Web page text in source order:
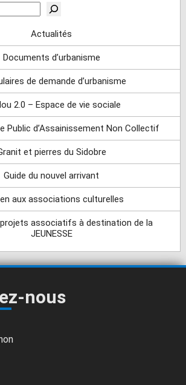
Actualités
Documents d’urbanisme
de demande d’urbanisme
2.0 – Espace de vie sociale
Public d’Assainissement Non Collectif
et pierres du Sidobre
Guide du nouvel arrivant
aux associations culturelles
associatifs à destination de la
JEUNESSE
nous